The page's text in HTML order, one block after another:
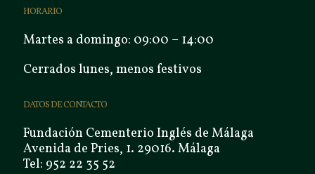
HORARIO
Martes a domingo: 09:00 – 14:00
Cerrados lunes, menos festivos
DATOS DE CONTACTO
Fundación Cementerio Inglés de Málaga
Avenida de Pries, 1. 29016. Málaga
Tel: 952 22 35 52